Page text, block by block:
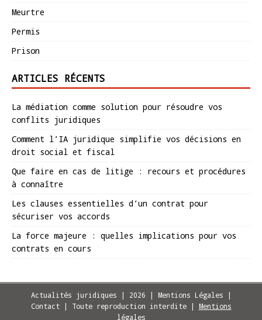
Meurtre
Permis
Prison
ARTICLES RÉCENTS
La médiation comme solution pour résoudre vos
conflits juridiques
Comment l’IA juridique simplifie vos décisions en
droit social et fiscal
Que faire en cas de litige : recours et procédures
à connaître
Les clauses essentielles d’un contrat pour
sécuriser vos accords
La force majeure : quelles implications pour vos
contrats en cours
Actualités juridiques | 2026 | Mentions Légales |
Contact | Toute reproduction interdite | Mentions
légales